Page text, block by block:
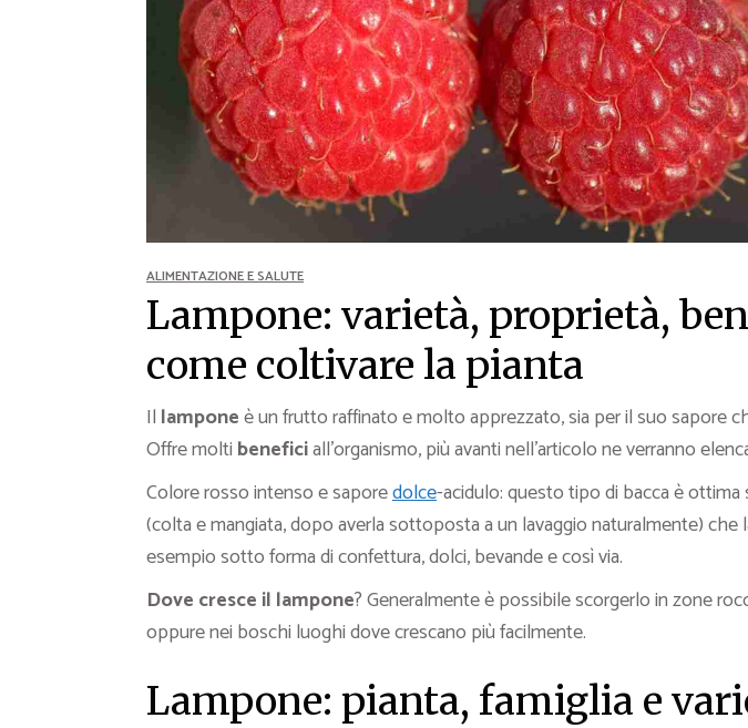
Ricette Pizze e Rustici
Ricette Contorni
Ricette Piatti unici
Ricette Pesce
Video Ricette
Ricette per Ingrediente
ALIMENTAZIONE E SALUTE
Lampone: varietà, proprietà,
come coltivare la pianta
Il lamponeè un frutto raffinato e molto apprezzato, sia per il suo sapore
Offre molti beneficiall’organismo, più avanti nell’articolo ne verranno
Colore rosso intenso e saporedolce-acidulo: questo tipo di bacca è ottima
(colta e mangiata, dopo averla sottoposta a un lavaggio naturalmente) che
esempio sotto forma di confettura, dolci, bevande e così via.
Dove cresce il lampone? Generalmente è possibile scorgerlo in zone
oppure nei boschi luoghi dove crescano più facilmente.
Lampone: pianta, famiglia e